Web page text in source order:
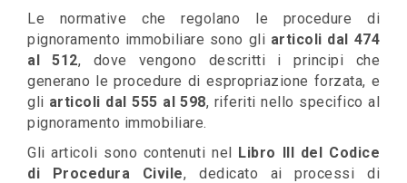
Le normative che regolano le procedure di
pignoramento immobiliare sono gli articoli dal 474
al 512, dove vengono descritti i principi che
generano le procedure di espropriazione forzata, e
gli articoli dal 555 al 598, riferiti nello specifico al
pignoramento immobiliare.
Gli articoli sono contenuti nel Libro III del Codice
di Procedura Civile, dedicato ai processi di